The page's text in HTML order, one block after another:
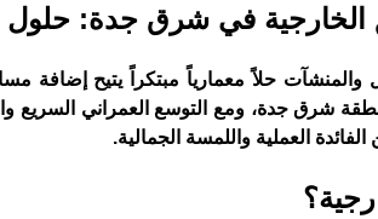
الخارجية في شرق جدة:
والمنشآت حلاً معمارياً مبتكراً يتيح
شرق جدة، ومع التوسع العمراني السريع
العملية واللمسة الجمالية.